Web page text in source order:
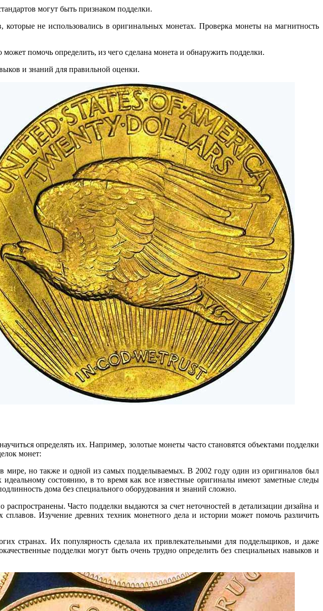
могут быть признаком подделки.
не использовались в оригинальных монетах. Проверка монеты на магнитность
помочь определить, из чего сделана монета и обнаружить подделки.
и знаний для правильной оценки.
определять их. Например, золотые монеты часто становятся объектами подделки
монет:
мире, но также и одной из самых подделываемых. В 2002 году один из оригиналов был
состоянию, в то время как все известные оригиналы имеют заметные следы
дома без специального оборудования и знаний сложно.
Часто подделки выдаются за счет неточностей в детализации дизайна и
Изучение древних техник монетного дела и истории может помочь различить
странах. Их популярность сделала их привлекательными для поддельщиков, и даже
подделки могут быть очень трудно определить без специальных навыков и